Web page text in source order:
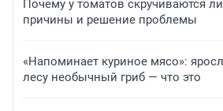
Почему у томатов скручиваются
причины и решение проблемы
«Напоминает куриное мясо»:
лесу необычный гриб — что это